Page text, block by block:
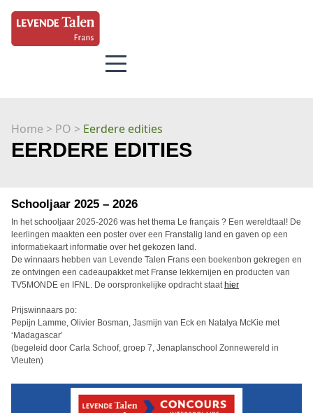
Home > PO > Eerdere edities
EERDERE EDITIES
Schooljaar 2025 – 2026
In het schooljaar 2025-2026 was het thema Le français ? Een wereldtaal! De
leerlingen maakten een poster over een Franstalig land en gaven op een
informatiekaart informatie over het gekozen land.
De winnaars hebben van Levende Talen Frans een boekenbon gekregen en
ze ontvingen een cadeaupakket met Franse lekkernijen en producten van
TV5MONDE en IFNL. De oorspronkelijke opdracht staat hier
Prijswinnaars po:
Pepijn Lamme, Olivier Bosman, Jasmijn van Eck en Natalya McKie met
‘Madagascar’
(begeleid door Carla Schoof, groep 7, Jenaplanschool Zonnewereld in
Vleuten)